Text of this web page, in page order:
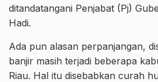
ditandatangani Penjabat (Pj)
Hadi.
Ada pun alasan perpanjangan,
banjir masih terjadi beberapa
Riau. Hal itu disebabkan curah